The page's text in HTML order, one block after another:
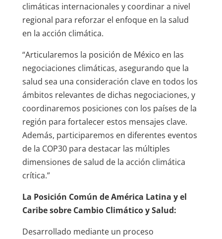
climáticas internacionales y coordinar a nivel
regional para reforzar el enfoque en la salud
en la acción climática.
“Articularemos la posición de México en las
negociaciones climáticas, asegurando que la
salud sea una consideración clave en todos los
ámbitos relevantes de dichas negociaciones, y
coordinaremos posiciones con los países de la
región para fortalecer estos mensajes clave.
Además, participaremos en diferentes eventos
de la COP30 para destacar las múltiples
dimensiones de salud de la acción climática
crítica.”
La Posición Común de América Latina y el
Caribe sobre Cambio Climático y Salud:
Desarrollado mediante un proceso